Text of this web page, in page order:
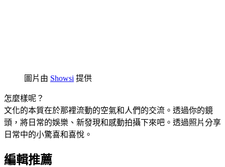
圖片由 Showsi 提供
怎麼樣呢？
文化的本質在於那裡流動的空氣和人們的交流。透過你的鏡
頭，將日常的娛樂、新發現和感動拍攝下來吧。透過照片分享
日常中的小驚喜和喜悅。
編輯推薦